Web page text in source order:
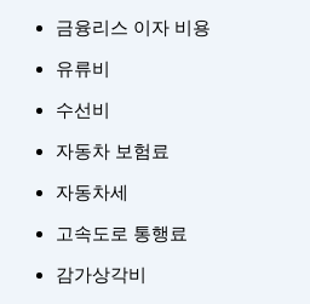
금융리스 이자 비용
유류비
수선비
자동차 보험료
자동차세
고속도로 통행료
감가상각비